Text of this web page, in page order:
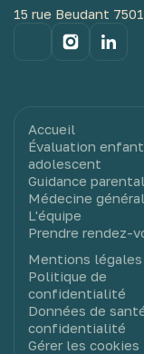
15 rue Beudant
Accueil
Évaluation
adolescent
Guidance
Médecine
L'équipe
Prendre rendez-
Mentions légales
Politique de
confidentialité
Données de
confidentialité
Gérer les cookies